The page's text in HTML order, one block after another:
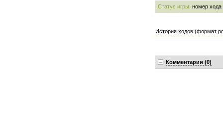
Статус игры: номер хода
История ходов (формат
Комментарии (0)